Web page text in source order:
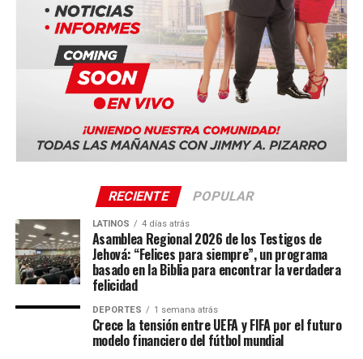
Colombia ganó con AUTORIDAD en Lima 3-0 a Perú
INTER en la FLORIDA CUP
Enfoque Now
Enfoque Now es una plataforma digital dedicada a conectar e
que suceden a nivel local e internacional.
Duala, Camerún
Bucarest, Rumania
Ciudad de Panamá, Panamá (Panama Convention
Quito, Ecuador
La serie mundial también incluye sedes en Costa Rica,
Portugal, Sudáfrica y Tailandia.
#DerechosLegales #EnfoqueNow
RECIENTE POPULAR
LATINOS 4 días atrás
Asamblea Regional 2026 de los Testigos de
Jehová: “Felices para siempre”, un programa
basado en la Biblia para encontrar la verdadera
felicidad
DEPORTES 1 semana atrás
Crece la tensión entre UEFA y FIFA por el futuro
modelo financiero del fútbol mundial